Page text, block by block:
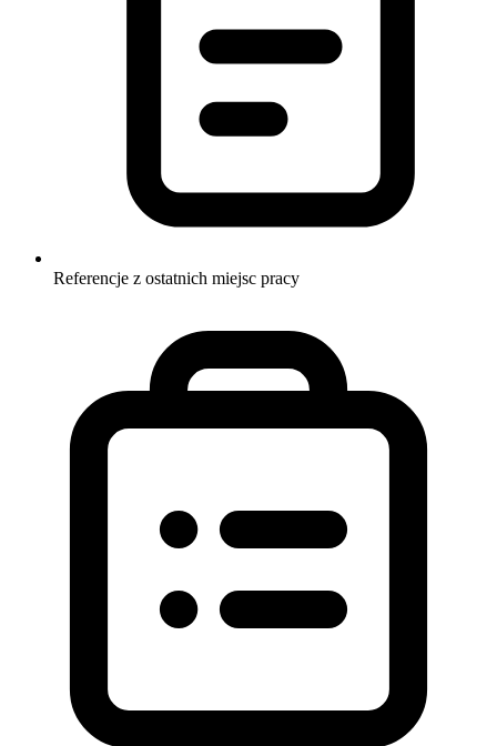
Referencje z ostatnich miejsc pracy